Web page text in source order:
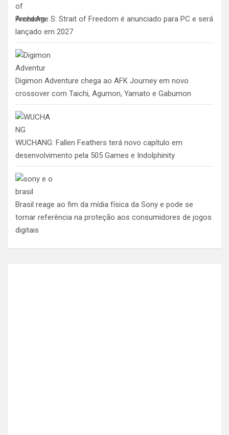
ArcheAge S: Strait of Freedom é anunciado para PC e será
lançado em 2027
Digimon Adventure chega ao AFK Journey em novo
crossover com Taichi, Agumon, Yamato e Gabumon
WUCHANG: Fallen Feathers terá novo capítulo em
desenvolvimento pela 505 Games e Indolphinity
Brasil reage ao fim da mídia física da Sony e pode se
tornar referência na proteção aos consumidores de jogos
digitais